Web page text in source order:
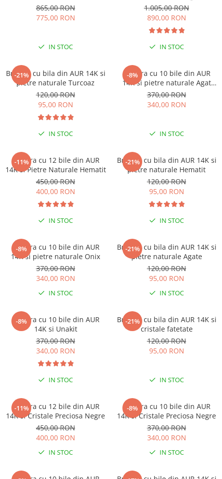
Coliere cu Stea
Coliere cu Soare
Coliere cu Zodii
Coliere cu Animale
Coliere cu Molecule
Coliere Diverse
Brățări din Argint cu șnur reglabil
BRĂȚĂRI CU PIETRE SEMIPREȚIOASE
Brățări din Aur cu pietre
semiprețioase
Brățări din Argint cu pietre
Brățări elastice cu pietre
BRĂȚĂRI DE PICIOR
Brățări de picior din Aur
Brățări de picior din Argint
Argint
Coliere cu pietre semiprețioase
865,00 RON
775,00 RON
IN STOC
1.005,00 RON
890,00 RON
IN STOC
-21%
Bratara cu bila din AUR 14K si
pietre naturale Turcoaz
120,00 RON
95,00 RON
IN STOC
-8%
Bratara cu 10 bile din AUR
14K si pietre naturale Agat
Indian
370,00 RON
340,00 RON
IN STOC
-11%
Bratara cu 12 bile din AUR
14K si Pietre Naturale Hematit
450,00 RON
400,00 RON
IN STOC
-21%
Bratara cu bila din AUR 14K si
pietre naturale Hematit
120,00 RON
95,00 RON
IN STOC
-8%
Bratara cu 10 bile din AUR
14K si pietre naturale Onix
370,00 RON
340,00 RON
IN STOC
-21%
Bratara cu bila din AUR 14K si
pietre naturale Agate
120,00 RON
95,00 RON
IN STOC
-8%
Bratara cu 10 bile din AUR
14K si Unakit
370,00 RON
340,00 RON
IN STOC
-21%
Bratara cu bila din AUR 14K si
cristale fatetate
120,00 RON
95,00 RON
IN STOC
-11%
Bratara cu 12 bile din AUR
14K si Cristale Preciosa Negre
450,00 RON
400,00 RON
IN STOC
-8%
Bratara cu 10 bile din AUR
14K si Cristale Preciosa Negre
370,00 RON
340,00 RON
IN STOC